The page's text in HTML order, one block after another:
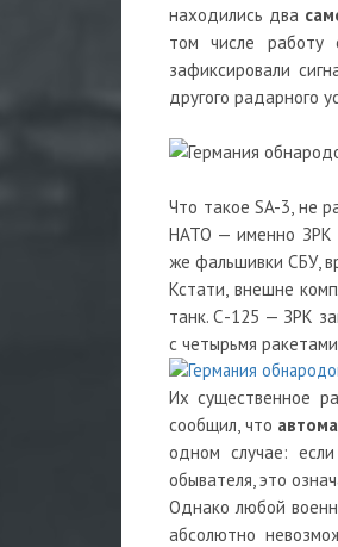
находились два
том числе работу
зафиксировали
другого радарного
Что такое SA-3, не
НАТО — именно ЗРК
же фальшивки СБУ,
Кстати, внешне
танк. С-125 — ЗРК
с четырьмя
Их существенное
сообщил, что
одном случае:
обывателя, это
Однако любой
абсолютно